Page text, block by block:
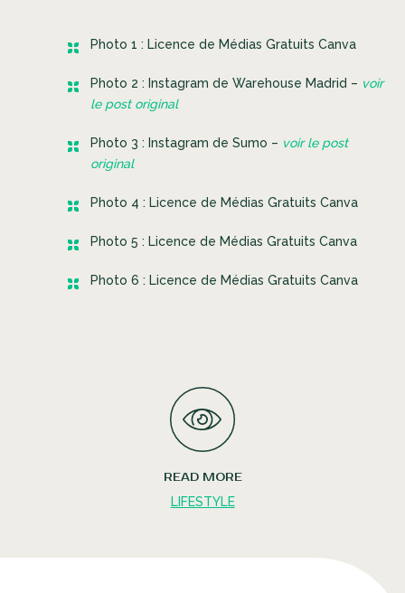
Photo 1 : Licence de Médias Gratuits Canva
Photo 2 : Instagram de Warehouse Madrid – voir
le post original
Photo 3 : Instagram de Sumo – voir le post
original
Photo 4 : Licence de Médias Gratuits Canva
Photo 5 : Licence de Médias Gratuits Canva
Photo 6 : Licence de Médias Gratuits Canva
READ MORE
LIFESTYLE